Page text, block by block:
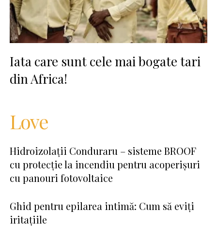
Iata care sunt cele mai bogate tari
din Africa!
Love
Hidroizolații Conduraru – sisteme BROOF
cu protecție la incendiu pentru acoperișuri
cu panouri fotovoltaice
Ghid pentru epilarea intimă: Cum să eviți
iritațiile